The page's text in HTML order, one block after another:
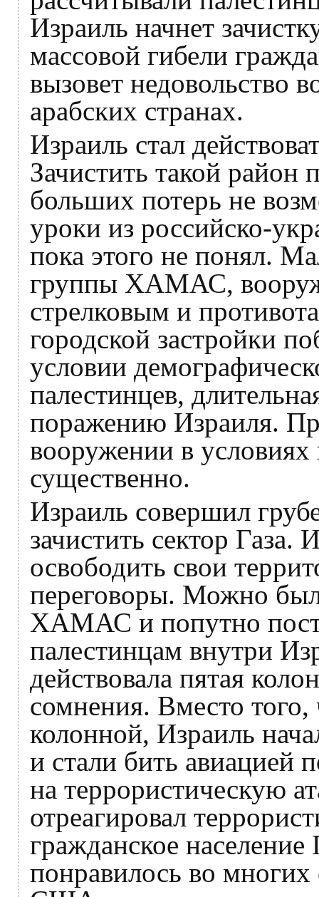
Израиль начнет
массовой гибели
вызовет недовольство
арабских странах.
Израиль стал
Зачистить такой район
больших потерь не
уроки из российско-
пока этого не понял.
группы ХАМАС,
стрелковым и
городской застройки
условии
палестинцев,
поражению Израиля.
вооружении в условиях
существенно.
Израиль совершил
зачистить сектор
освободить свои
переговоры. Можно
ХАМАС и попутно
палестинцам внутри
действовала пятая
сомнения. Вместо того,
колонной, Израиль
и стали бить авиацией
на террористическую
отреагировал
гражданское
понравилось во